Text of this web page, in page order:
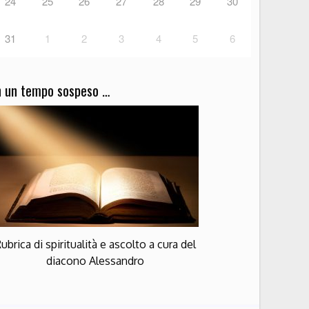
31 1 2 3 4 5 6
un tempo sospeso …
di spiritualità e ascolto a cura del
diacono Alessandro